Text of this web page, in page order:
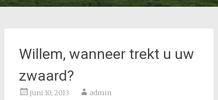
Willem, wanneer trekt u uw
zwaard?
juni 10, 2013 admin